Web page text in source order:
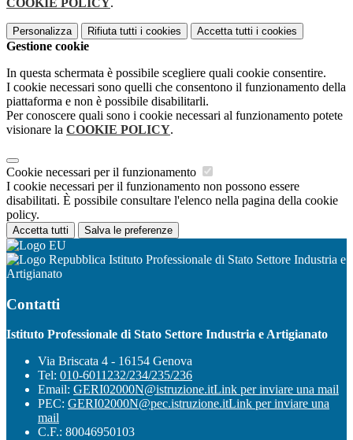
COOKIE POLICY.
Personalizza Rifiuta tutti i cookies Accetta tutti i cookies
Gestione cookie
In questa schermata è possibile scegliere quali cookie consentire.
I cookie necessari sono quelli che consentono il funzionamento della
piattaforma e non è possibile disabilitarli.
Per conoscere quali sono i cookie necessari al funzionamento potete
visionare la COOKIE POLICY.
Cookie necessari per il funzionamento
I cookie necessari per il funzionamento non possono essere
disabilitati. È possibile consultare l'elenco nella pagina della cookie
policy.
Accetta tutti Salva le preferenze
Istituto Professionale di Stato Settore Industria e
Artigianato
Contatti
Istituto Professionale di Stato Settore Industria e Artigianato
Via Briscata 4 - 16154 Genova
Tel: 010-6011232/234/235/236
Email: GERI02000N@istruzione.itLink per inviare una mail
PEC: GERI02000N@pec.istruzione.itLink per inviare una
mail
C.F.: 80046950103